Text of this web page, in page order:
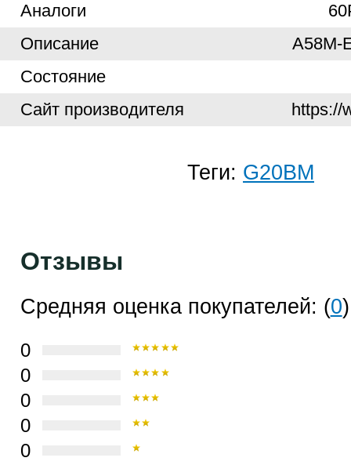
Аналоги
Описание
A58M-
Cостояние
Cайт производителя
https://
Теги: G20BM
Отзывы
Средняя оценка покупателей: (0)
0
0
0
0
0